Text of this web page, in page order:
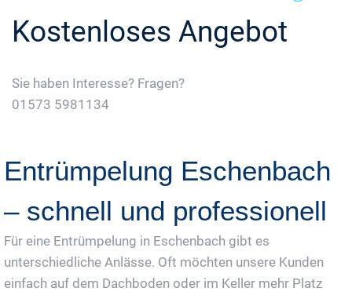
Kostenloses Angebot
Sie haben Interesse? Fragen?
01573 5981134
Entrümpelung Eschenbach
– schnell und professionell
Für eine Entrümpelung in Eschenbach gibt es
unterschiedliche Anlässe. Oft möchten unsere Kunden
einfach auf dem Dachboden oder im Keller mehr Platz